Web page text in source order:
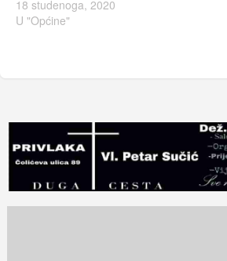
18 studenoga, 2020
U "Općine"